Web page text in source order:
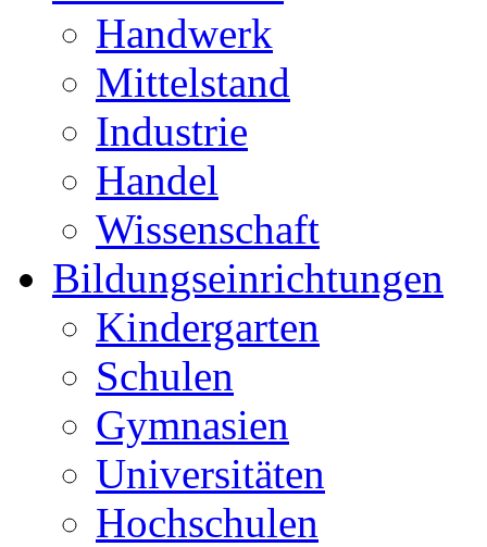
Handwerk
Mittelstand
Industrie
Handel
Wissenschaft
Bildungseinrichtungen
Kindergarten
Schulen
Gymnasien
Universitäten
Hochschulen